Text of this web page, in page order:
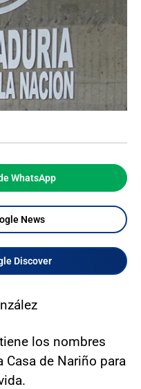
WhatsApp
News
Discover
los nombres
Casa de Nariño para